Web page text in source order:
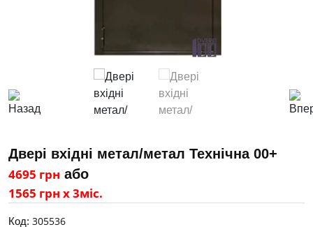
Двері вхідні метал/метал Технічна 00+
4695 грн або
1565 грн х 3міс.
Код: 305536